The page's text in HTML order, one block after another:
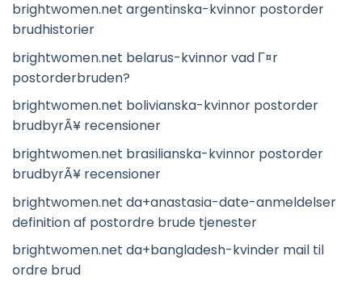
brightwomen.net argentinska-kvinnor postorder
brudhistorier
brightwomen.net belarus-kvinnor vad Г¤r
postorderbruden?
brightwomen.net bolivianska-kvinnor postorder
brudbyrÃ¥ recensioner
brightwomen.net brasilianska-kvinnor postorder
brudbyrÃ¥ recensioner
brightwomen.net da+anastasia-date-anmeldelser
definition af postordre brude tjenester
brightwomen.net da+bangladesh-kvinder mail til
ordre brud